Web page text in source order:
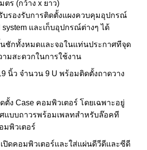
ตร (กว้าง x ยาว)
รองรับการติดตั้งแผงควบคุมอุปกรณ์
system และเก็บอุปกรณ์ต่างๆ ได้
ชักทั้งหมดและจอในแท่นประกาศทีจุด
ามสะดวกในการใช้งาน
นิ้ว จํานวน 9 U พร้อมติดตั้งถาดวาง
ตั้ง Case คอมพิวเตอร์ โดยเฉพาะอยู่
แบบถาวรพร้อมเพลทสําหรับล๊อคที
มพิวเตอร์
เปิดคอมพิวเตอร์และใส่แผ่นดีวีดีและซีดี